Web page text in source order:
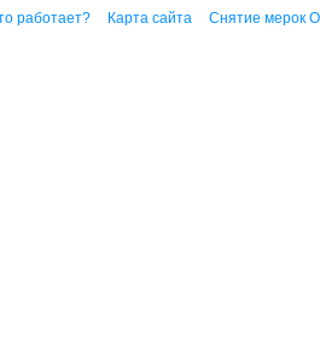
работает? Карта сайта Снятие мерок